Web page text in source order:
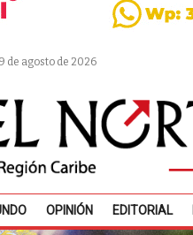
de agosto de 2026
OPINIÓN EDITORIAL